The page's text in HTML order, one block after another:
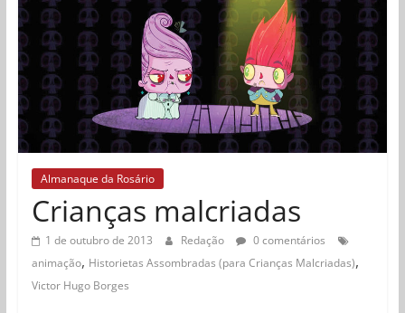
Almanaque da Rosário
Crianças malcriadas
1 de outubro de 2013 Redação
0 comentários
animação, Historietas Assombradas (para Crianças Malcriadas),
Victor Hugo Borges